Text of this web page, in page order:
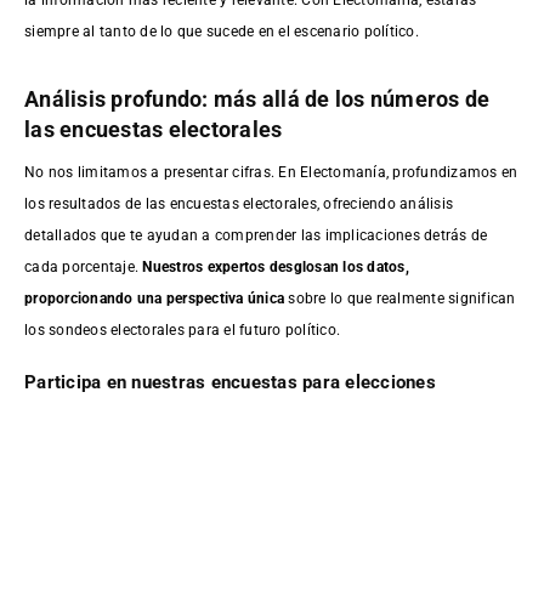
siempre al tanto de lo que sucede en el escenario político.
Análisis profundo: más allá de los números de
las encuestas electorales
No nos limitamos a presentar cifras. En Electomanía, profundizamos en
los resultados de las encuestas electorales, ofreciendo análisis
detallados que te ayudan a comprender las implicaciones detrás de
cada porcentaje.Nuestros expertos desglosan los datos,
proporcionando una perspectiva única sobre lo que realmente significan
los sondeos electorales para el futuro político.
Participa en nuestras encuestas para elecciones